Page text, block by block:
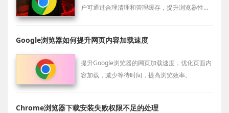
户可通过合理清理和管理缓存，提升浏览器性能
Google浏览器如何提升网页内容加载速度
提升Google浏览器的网页加载速度，优化页面内
容加载，减少等待时间，提高浏览效率。
Chrome浏览器下载安装失败权限不足的处理